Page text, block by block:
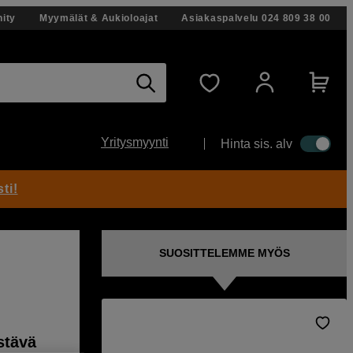
Myymälät & Aukioloajat Asiakaspalvelu 024 809 38 00
Yritysmyynti Hinta sis. alv
SUOSITTELEMME MYÖS